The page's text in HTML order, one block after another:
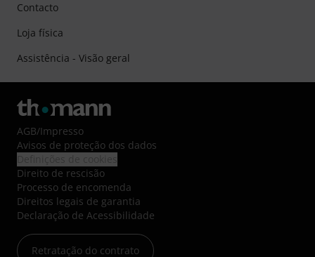
Contacto
Loja física
Assistência - Visão geral
AGB/Impresso
Avisos de proteção dos dados
Direito de rescisão
Processo de encomenda
Direitos legais de garantia
Declaração de Acessibilidade
Retratação do contrato